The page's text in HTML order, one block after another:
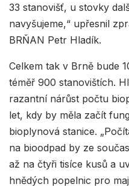
33 stanovišť, u stovky
navyšujeme,“ upřesnil
BRŇAN Petr Hladík.
Celkem tak v Brně bude
téměř 900 stanovištích.
razantní nárůst počtu
let, kdy by měla začít
bioplynová stanice.
na bioodpad by ze
až na čtyři tisíce kusů a
hnědých popelnic pro